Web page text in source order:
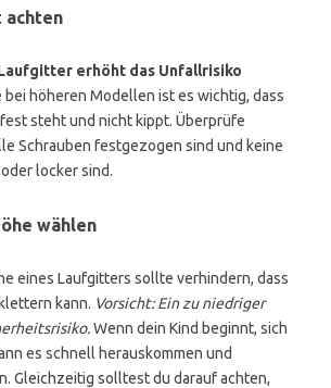
erhöht das Unfallrisiko
bei höheren Modellen ist es wichtig, dass
steht und nicht kippt. Überprüfe
Schrauben festgezogen sind und keine
locker sind.
wählen
eines Laufgitters sollte verhindern, dass
kann. Vorsicht: Ein zu niedriger
Wenn dein Kind beginnt, sich
es schnell herauskommen und
Gleichzeitig solltest du darauf achten,